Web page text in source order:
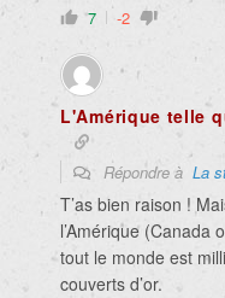
7 -2
L'Amérique telle
Répondre à La
T’as bien raison !
l’Amérique (Canada
tout le monde est
couverts d’or.